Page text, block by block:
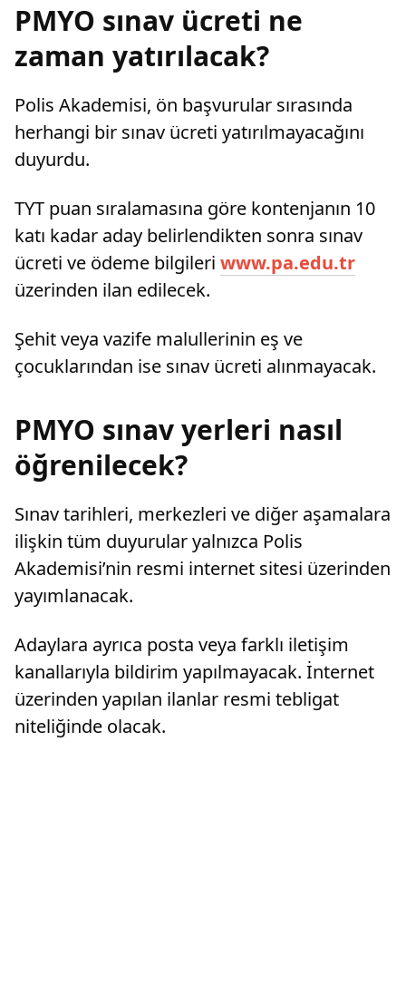
PMYO sınav ücreti ne
zaman yatırılacak?
Polis Akademisi, ön başvurular sırasında
herhangi bir sınav ücreti yatırılmayacağını
duyurdu.
TYT puan sıralamasına göre kontenjanın 10
katı kadar aday belirlendikten sonra sınav
ücreti ve ödeme bilgileri www.pa.edu.tr
üzerinden ilan edilecek.
Şehit veya vazife malullerinin eş ve
çocuklarından ise sınav ücreti alınmayacak.
PMYO sınav yerleri nasıl
öğrenilecek?
Sınav tarihleri, merkezleri ve diğer aşamalara
ilişkin tüm duyurular yalnızca Polis
Akademisi’nin resmi internet sitesi üzerinden
yayımlanacak.
Adaylara ayrıca posta veya farklı iletişim
kanallarıyla bildirim yapılmayacak. İnternet
üzerinden yapılan ilanlar resmi tebligat
niteliğinde olacak.